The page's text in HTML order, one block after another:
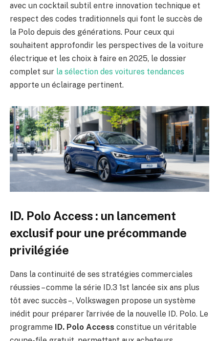
avec un cocktail subtil entre innovation technique et
respect des codes traditionnels qui font le succès de
la Polo depuis des générations. Pour ceux qui
souhaitent approfondir les perspectives de la voiture
électrique et les choix à faire en 2025, le dossier
complet sur la sélection des voitures tendances
apporte un éclairage pertinent.
ID. Polo Access : un lancement
exclusif pour une précommande
privilégiée
Dans la continuité de ses stratégies commerciales
réussies – comme la série ID.3 1st lancée six ans plus
tôt avec succès –, Volkswagen propose un système
inédit pour préparer l’arrivée de la nouvelle ID. Polo. Le
programme ID. Polo Access constitue un véritable